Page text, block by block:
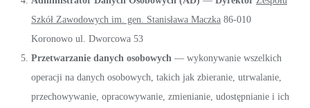
Szkół Zawodowych im. gen. Stanisława Maczka 86-010
Koronowo ul. Dworcowa 53
Przetwarzanie danych osobowych — wykonywanie wszelkich
operacji na danych osobowych, takich jak zbieranie, utrwalanie,
przechowywanie, opracowywanie, zmienianie, udostępnianie i ich